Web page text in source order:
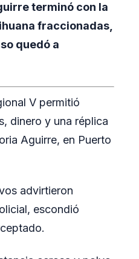
terminó con la
fraccionadas,
quedó a
V permitió
dinero y una réplica
Aguirre, en Puerto
advirtieron
escondió